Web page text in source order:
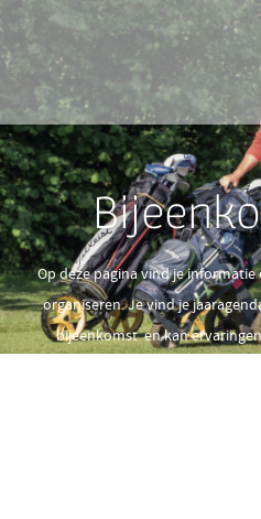
Op deze pagina vind je
organiseren. Je vind je
bijeenkomst en kan